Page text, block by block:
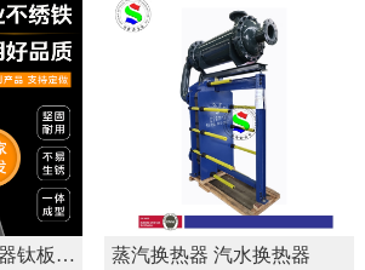
S系列S17板式换热器钛板不绣钢板片 换热机组材料 蒸汽换热器 汽水换热器